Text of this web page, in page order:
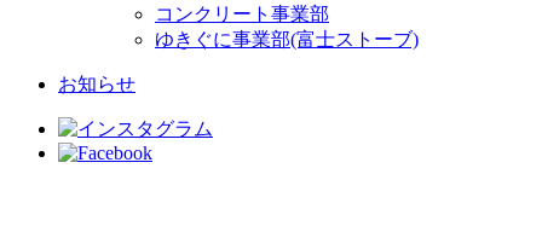
コンクリート事業部
ゆきぐに事業部(富士ストーブ)
お知らせ